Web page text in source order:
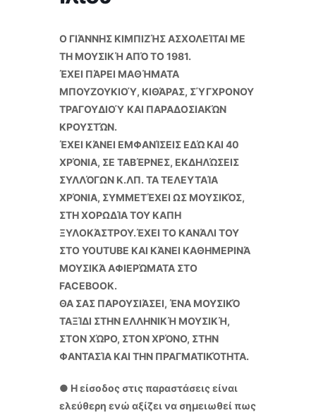
Ο ΓΙΆΝΝΗΣ ΚΙΜΠΙΖΉΣ ΑΣΧΟΛΕΊΤΑΙ ΜΕ
ΤΗ ΜΟΥΣΙΚΉ ΑΠΌ ΤΟ 1981.
ΈΧΕΙ ΠΆΡΕΙ ΜΑΘΉΜΑΤΑ
ΜΠΟΥΖΟΥΚΙΟΎ, ΚΙΘΆΡΑΣ, ΣΎΓΧΡΟΝΟΥ
ΤΡΑΓΟΥΔΙΟΎ ΚΑΙ ΠΑΡΑΔΟΣΙΑΚΏΝ
ΚΡΟΥΣΤΏΝ.
ΈΧΕΙ ΚΆΝΕΙ ΕΜΦΑΝΊΣΕΙΣ ΕΔΏ ΚΑΙ 40
ΧΡΌΝΙΑ, ΣΕ ΤΑΒΈΡΝΕΣ, ΕΚΔΗΛΏΣΕΙΣ
ΣΥΛΛΌΓΩΝ Κ.ΛΠ. ΤΑ ΤΕΛΕΥΤΑΊΑ
ΧΡΌΝΙΑ, ΣΥΜΜΕΤΈΧΕΙ ΩΣ ΜΟΥΣΙΚΌΣ,
ΣΤΗ ΧΟΡΩΔΊΑ ΤΟΥ ΚΑΠΗ
ΞΥΛΟΚΆΣΤΡΟΥ.ΈΧΕΙ ΤΟ ΚΑΝΆΛΙ ΤΟΥ
ΣΤΟ YOUTUBE ΚΑΙ ΚΆΝΕΙ ΚΑΘΗΜΕΡΙΝΆ
ΜΟΥΣΙΚΆ ΑΦΙΕΡΏΜΑΤΑ ΣΤΟ
FACEBOOK.
ΘΑ ΣΑΣ ΠΑΡΟΥΣΙΆΣΕΙ, ΈΝΑ ΜΟΥΣΙΚΌ
ΤΑΞΊΔΙ ΣΤΗΝ ΕΛΛΗΝΙΚΉ ΜΟΥΣΙΚΉ,
ΣΤΟΝ ΧΏΡΟ, ΣΤΟΝ ΧΡΌΝΟ, ΣΤΗΝ
ΦΑΝΤΑΣΊΑ ΚΑΙ ΤΗΝ ΠΡΑΓΜΑΤΙΚΌΤΗΤΑ.
● Η είσοδος στις παραστάσεις είναι
ελεύθερη ενώ αξίζει να σημειωθεί πως